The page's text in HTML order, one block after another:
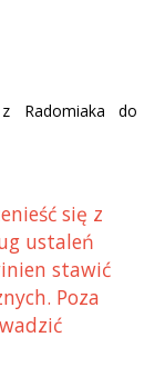
Radomiaka do
się z
ustaleń
stawić
Poza